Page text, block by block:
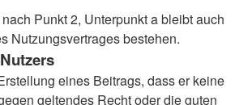
Punkt 2, Unterpunkt a bleibt auch
Nutzungsvertrages bestehen.
eines Beitrags, dass er keine
geltendes Recht oder die guten